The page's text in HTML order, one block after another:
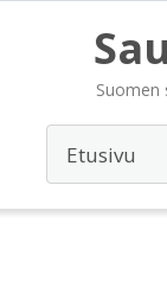
Suomen